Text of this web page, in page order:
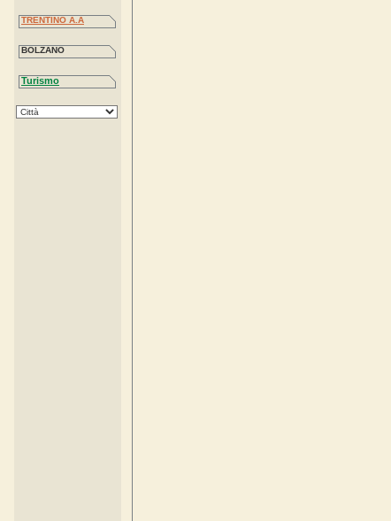
TRENTINO A.A
BOLZANO
Turismo